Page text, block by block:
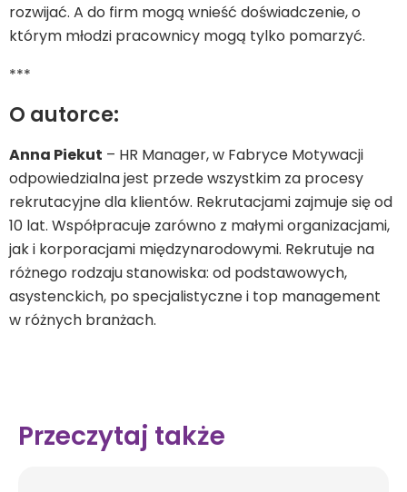
rozwijać. A do firm mogą wnieść doświadczenie, o
którym młodzi pracownicy mogą tylko pomarzyć.
***
O autorce:
Anna Piekut – HR Manager, w Fabryce Motywacji
odpowiedzialna jest przede wszystkim za procesy
rekrutacyjne dla klientów. Rekrutacjami zajmuje się od
10 lat. Współpracuje zarówno z małymi organizacjami,
jak i korporacjami międzynarodowymi. Rekrutuje na
różnego rodzaju stanowiska: od podstawowych,
asystenckich, po specjalistyczne i top management
w różnych branżach.
Przeczytaj także